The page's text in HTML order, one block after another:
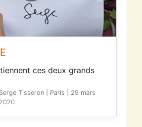
ces deux grands
Serge Tisseron | Paris | 29 mars
2020